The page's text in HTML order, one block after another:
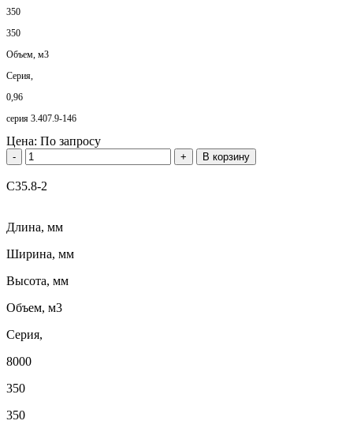
350
350
Объем, м3
Серия,
0,96
серия 3.407.9-146
Цена: По запросу
- + В корзину
С35.8-2
Длина, мм
Ширина, мм
Высота, мм
Объем, м3
Серия,
8000
350
350